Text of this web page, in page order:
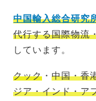
中国輸入総合研究
代行する国際物流
しています。
クック ・中国・香
ジア・インド・ア